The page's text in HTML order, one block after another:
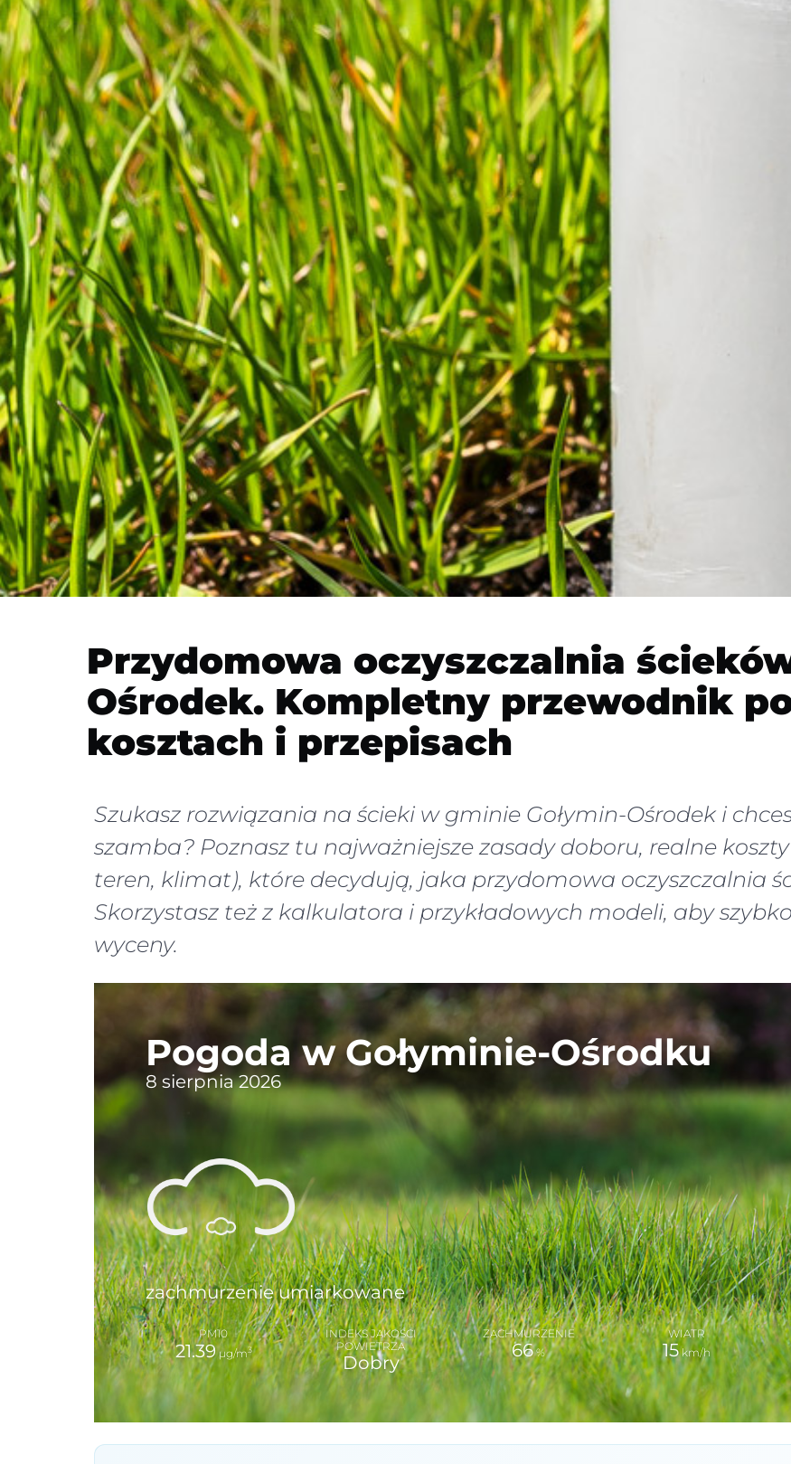
Przydomowa oczyszczalnia
Ośrodek. Kompletny przewodnik
kosztach i przepisach
Szukasz rozwiązania na ścieki w gminie Gołymin-Ośrodek i
szamba? Poznasz tu najważniejsze zasady doboru, realne
teren, klimat), które decydują, jaka przydomowa oczyszczalnia
Skorzystasz też z kalkulatora i przykładowych modeli, aby
wyceny.
Pogoda w Gołyminie-Ośrodku
8 sierpnia 2026
zachmurzenie umiarkowane
PM10
21.39µg/m3
INDEKS JAKOŚCI
POWIETRZA
Dobry
ZACHMURZENIE
66%
WIATR
15km/h